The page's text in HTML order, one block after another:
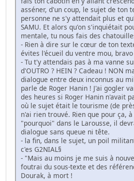
asséner, d'un coup, le sujet de ton
personne ne s'y attendait plus et
SAMU. Et alors qu'on s'inquiétait
mentale, tu nous fais des
- Rien à dire sur le cœur de ton
évites l'écueil du ventre mou, bravo
- Tu t'y attendais pas à ma vanne
d'OUTRO ? HEIN ? Cadeau ! NON
dialogue entre deux inconnus au
parle de Roger Hanin ! J'ai gogler
des heures si Roger Hanin n'avait
où le sujet était le tourisme (de
n'ai rien trouvé. Rien que pour ça,
"pourquoi" dans le Larousse, il
dialogue sans queue ni tête.
- la fin, dans le sujet, un poil
c'es G2NIAL§
- "Mais au moins je me suis à
foutrai du sous-texte et des
Dourak, à mort !